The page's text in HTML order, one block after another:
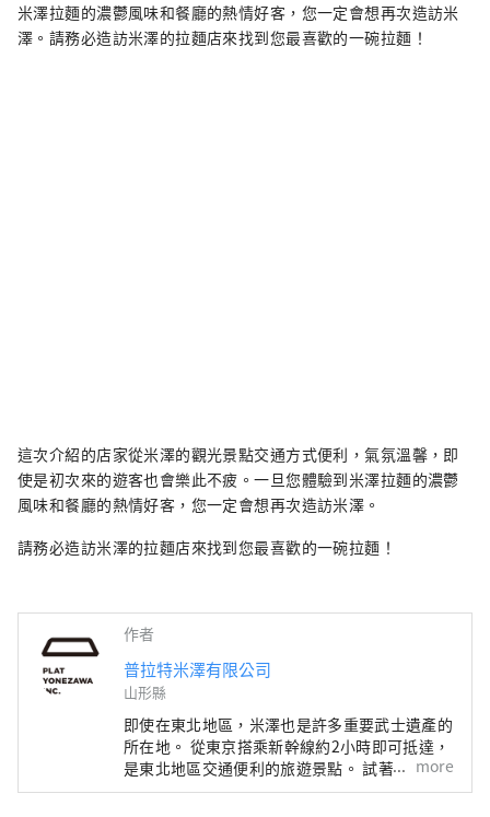
米澤拉麵的濃鬱風味和餐廳的熱情好客，您一定會想再次造訪米
澤。請務必造訪米澤的拉麵店來找到您最喜歡的一碗拉麵！
這次介紹的店家從米澤的觀光景點交通方式便利，氣氛溫馨，即
使是初次來的遊客也會樂此不疲。一旦您體驗到米澤拉麵的濃鬱
風味和餐廳的熱情好客，您一定會想再次造訪米澤。
請務必造訪米澤的拉麵店來找到您最喜歡的一碗拉麵！
作者
普拉特米澤有限公司
山形縣
即使在東北地區，米澤也是許多重要武士遺產的
所在地。 從東京搭乘新幹線約2小時即可抵達，
是東北地區交通便利的旅遊景點。 試著穿著盔
甲或和服，參加戰鬥，或參觀寺廟和神社。為什
more